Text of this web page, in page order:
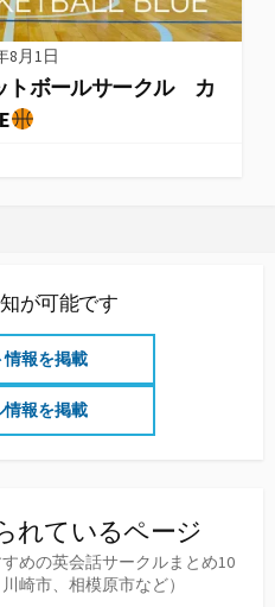
8月1日
トボールサークル カ
が可能です
情報を掲載
報を掲載
れているページ
すめの英会話サークルまとめ10
崎市、相模原市など）